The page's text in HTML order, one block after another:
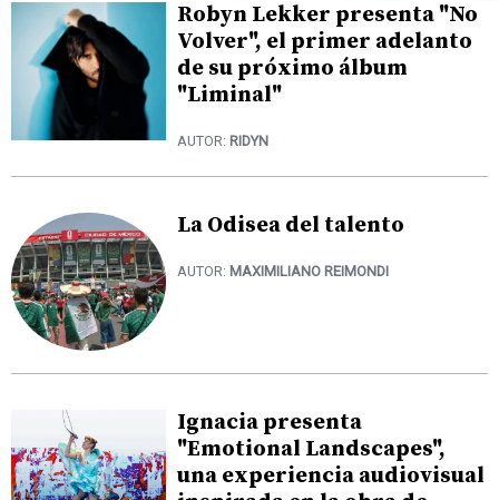
Robyn Lekker presenta "No
Volver", el primer adelanto
de su próximo álbum
"Liminal"
AUTOR: RIDYN
La Odisea del talento
AUTOR: MAXIMILIANO REIMONDI
Ignacia presenta
"Emotional Landscapes",
una experiencia audiovisual